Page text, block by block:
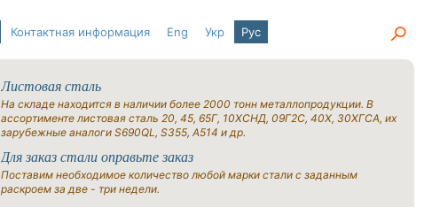
Контактная информация Eng Укр Рус
Листовая сталь
На складе находится в наличии более 2000 тонн металлопродукции. В
ассортименте листовая сталь 20, 45, 65Г, 10ХСНД, 09Г2С, 40Х, 30ХГСА, их
зарубежные аналоги S690QL, S355, A514 и др.
Для заказ стали оправьте заказ
Поставим необходимое количество любой марки стали с заданным
раскроем за две - три недели.